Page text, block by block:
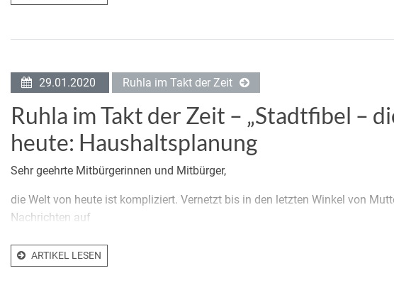
29.01.2020 Ruhla im Takt der Zeit
Ruhla im Takt der Zeit – „Stadtfibel –
heute: Haushaltsplanung
Sehr geehrte Mitbürgerinnen und Mitbürger,
die Welt von heute ist kompliziert. Vernetzt bis in den letzten Winkel von
Nachrichten auf
ARTIKEL LESEN